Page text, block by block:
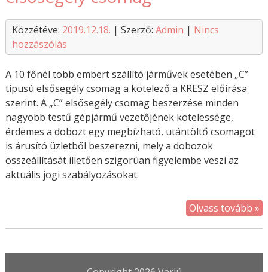
Közzétéve: 2019.12.18. | Szerző: Admin | Nincs
hozzászólás
A 10 főnél több embert szállító járművek esetében „C”
típusú elsősegély csomag a kötelező a KRESZ előírása
szerint. A „C” elsősegély csomag beszerzése minden
nagyobb testű gépjármű vezetőjének kötelessége,
érdemes a dobozt egy megbízható, utántöltő csomagot
is árusító üzletből beszerezni, mely a dobozok
összeállítását illetően szigorúan figyelembe veszi az
aktuális jogi szabályozásokat.
Olvass tovább »